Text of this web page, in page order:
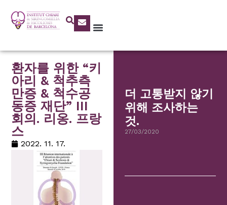
환자를 위한 “키
아리 & 척추측
만증 & 척수공
동증 재단” III
회의. 리옹. 프랑
스
2022. 11. 17.
더 고통받지 않기
위해 조사하는
것.
27/03/2020